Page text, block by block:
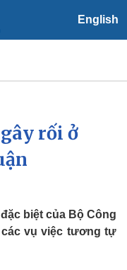
English
thời tiết
làm
đảo
rối ở
biệt của Bộ Công
các vụ việc tương tự